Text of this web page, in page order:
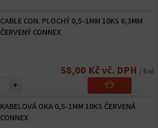
CABLE CON. PLOCHÝ 0,5-1MM 10KS 6,3MM
ČERVENÝ CONNEX
58,00 Kč vč. DPH / bal
+
KABELOVÁ OKA 0,5-1MM 10KS ČERVENÁ
CONNEX